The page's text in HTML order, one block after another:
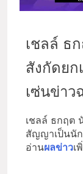
เชลล์ ธ
สังกัดย
เซ่นข่าว
เชลล์ ธกฤต
สัญญาเป็นนั
อ่านผลข่าวเ